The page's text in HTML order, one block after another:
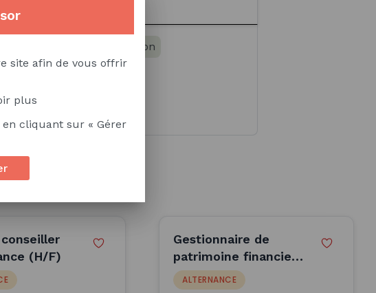
Sens de la communication
(H/F)
Gestionnaire de
patrimoine financier
(H/F)
ALTERNANCE
site afin de vous offrir
plus
en cliquant sur « Gérer